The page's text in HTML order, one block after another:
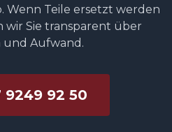
Wenn Teile ersetzt werden
wir Sie transparent über
und Aufwand.
9249 92 50